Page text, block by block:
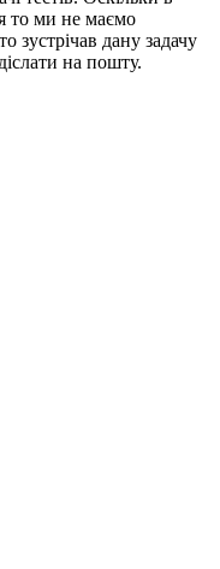
то ми не маємо
зустрічав дану задачу
на пошту.